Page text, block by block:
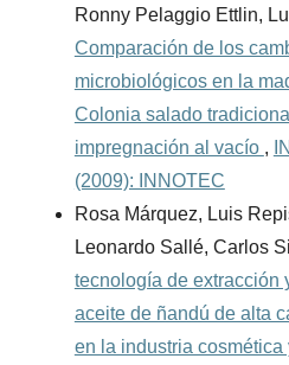
Ronny Pelaggio Ettlin,
Comparación de los
microbiológicos en la
Colonia salado
impregnación al vacío ,
(2009): INNOTEC
Rosa Márquez, Luis
Leonardo Sallé, Carlos
tecnología de extracción
aceite de ñandú de alta
en la industria cosmética